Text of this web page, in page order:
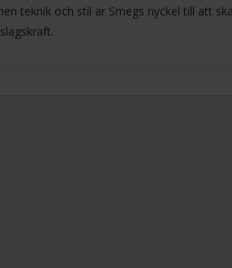
teknik och stil är Smegs nyckel till att